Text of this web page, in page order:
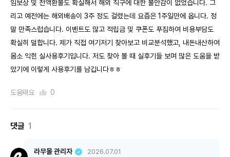
임보상 및 전액환불도 확실해서 해외 직구에 대한 불안감이 없었습니다. 그
리고 예전에는 해외배송이 3주 정도 걸렸는데 요즘은 1주일만에 옵니다. 정
말 만족스럽습니다. 이벤트도 많고 적립금 및 쿠폰도 푸짐하여 비용부담도
확실히 덜합니다. 제가 직접 여기저기 찾아보고 비교분석했고, 내돈내산하여
몸소 익힌 실사용후기입니다. 저도 찾아 볼 때 실후기들 보며 많은 도움을 받
았기에 이렇게 사용후기를 남깁니다ㅎㅎ
도움돼요 0
댓글 1
라무몰 관리자 2026.07.01